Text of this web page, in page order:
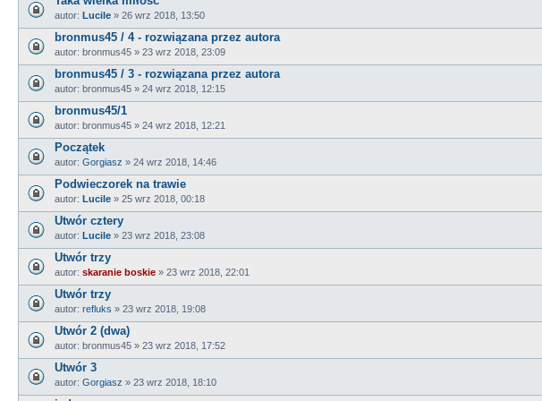
autor: Lucile » 26 wrz 2018, 13:50
bronmus45 / 4 - rozwiązana przez autora
autor: bronmus45 » 23 wrz 2018, 23:09
bronmus45 / 3 - rozwiązana przez autora
autor: bronmus45 » 24 wrz 2018, 12:15
bronmus45/1
autor: bronmus45 » 24 wrz 2018, 12:21
Początek
autor: Gorgiasz » 24 wrz 2018, 14:46
Podwieczorek na trawie
autor: Lucile » 25 wrz 2018, 00:18
Utwór cztery
autor: Lucile » 23 wrz 2018, 23:08
Utwór trzy
autor: skaranie boskie » 23 wrz 2018, 22:01
Utwór trzy
autor: refluks » 23 wrz 2018, 19:08
Utwór 2 (dwa)
autor: bronmus45 » 23 wrz 2018, 17:52
Utwór 3
autor: Gorgiasz » 23 wrz 2018, 18:10